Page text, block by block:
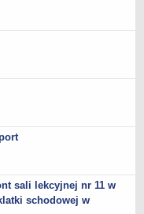
sali lekcyjnej nr 11 w
schodowej w